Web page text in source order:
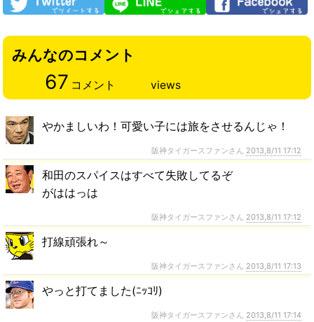
みんなのコメント
67 コメント views
やかましいわ！可愛い子には旅をさせるんじゃ！
阪神タイガースファンさん 2013,8/11 17:12
和田のスパイスはすべて失敗してるぞ
がははっは
阪神タイガースファンさん 2013,8/11 17:12
打線頑張れ～
阪神タイガースファンさん 2013,8/11 17:13
やっと打てました(ﾆｯｺﾘ)
阪神タイガースファンさん 2013,8/11 17:14